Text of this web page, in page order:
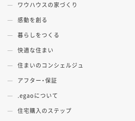
ワウハウスの家づくり
感動を創る
暮らしをつくる
快適な住まい
住まいのコンシェルジュ
アフター・保証
.egaoについて
住宅購入のステップ